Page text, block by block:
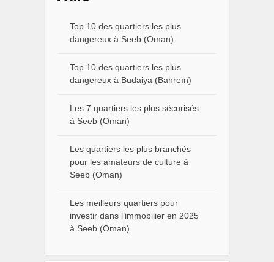
Top 10 des quartiers les plus
dangereux à Seeb (Oman)
Top 10 des quartiers les plus
dangereux à Budaiya (Bahreïn)
Les 7 quartiers les plus sécurisés
à Seeb (Oman)
Les quartiers les plus branchés
pour les amateurs de culture à
Seeb (Oman)
Les meilleurs quartiers pour
investir dans l’immobilier en 2025
à Seeb (Oman)